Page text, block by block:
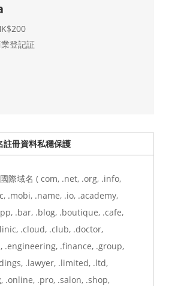
登記証
冊資料私穩保護
際域名 ( com, .net, .org, .info,
.mobi, .name, .io, .academy,
.bar, .blog, .boutique, .cafe,
.cloud, .club, .doctor,
.engineering, .finance, .group,
.lawyer, .limited, .ltd,
.online, .pro, .salon, .shop,